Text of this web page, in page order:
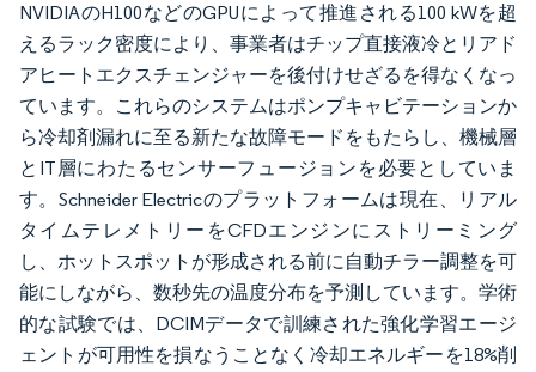
NVIDIAのH100などのGPUによって推進される100 kWを超
えるラック密度により、事業者はチップ直接液冷とリアド
アヒートエクスチェンジャーを後付けせざるを得なくなっ
ています。これらのシステムはポンプキャビテーションか
ら冷却剤漏れに至る新たな故障モードをもたらし、機械層
とIT層にわたるセンサーフュージョンを必要としていま
す。Schneider Electricのプラットフォームは現在、リアル
タイムテレメトリーをCFDエンジンにストリーミング
し、ホットスポットが形成される前に自動チラー調整を可
能にしながら、数秒先の温度分布を予測しています。学術
的な試験では、DCIMデータで訓練された強化学習エージ
ェントが可用性を損なうことなく冷却エネルギーを18%削